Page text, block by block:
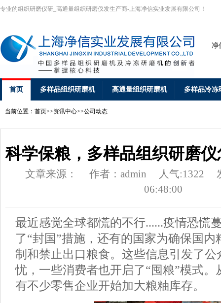
专业的组织研磨仪研_高通量组织研磨仪发生产商-上海净信实业发展有限公司！
净
首页 多样品组织研磨机 高通量组织研磨机 多样品冷冻
当前位置： 首页>>资讯中心>>公司动态
科学保粮，多样品组织研磨
文章来源： 作者：admin 人气:1322
06:48:00
最近感觉全球都慌的不行......疫情恐慌
了“封国”措施，还有的国家为确保国
制和禁止出口粮食。这些信息引发了公
忧，一些消费者也开启了“囤粮”模式。
有不少零售企业开始加大粮粙库存。